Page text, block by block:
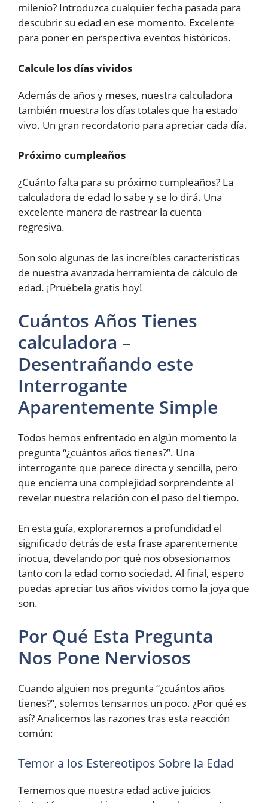
milenio? Introduzca cualquier fecha pasada para
descubrir su edad en ese momento. Excelente
para poner en perspectiva eventos históricos.
Calcule los días vividos
Además de años y meses, nuestra calculadora
también muestra los días totales que ha estado
vivo. Un gran recordatorio para apreciar cada día.
Próximo cumpleaños
¿Cuánto falta para su próximo cumpleaños? La
calculadora de edad lo sabe y se lo dirá. Una
excelente manera de rastrear la cuenta
regresiva.
Son solo algunas de las increíbles características
de nuestra avanzada herramienta de cálculo de
edad. ¡Pruébela gratis hoy!
Cuántos Años Tienes
calculadora –
Desentrañando este
Interrogante
Aparentemente Simple
Todos hemos enfrentado en algún momento la
pregunta “¿cuántos años tienes?”. Una
interrogante que parece directa y sencilla, pero
que encierra una complejidad sorprendente al
revelar nuestra relación con el paso del tiempo.
En esta guía, exploraremos a profundidad el
significado detrás de esta frase aparentemente
inocua, develando por qué nos obsesionamos
tanto con la edad como sociedad. Al final, espero
puedas apreciar tus años vividos como la joya que
son.
Por Qué Esta Pregunta
Nos Pone Nerviosos
Cuando alguien nos pregunta “¿cuántos años
tienes?”, solemos tensarnos un poco. ¿Por qué es
así? Analicemos las razones tras esta reacción
común:
Temor a los Estereotipos Sobre la Edad
Tememos que nuestra edad active juicios